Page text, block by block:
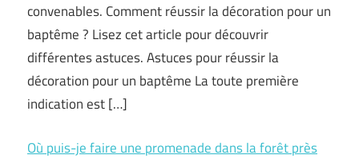
convenables. Comment réussir la décoration pour un
baptême ? Lisez cet article pour découvrir
différentes astuces. Astuces pour réussir la
décoration pour un baptême La toute première
indication est […]
Où puis-je faire une promenade dans la forêt près